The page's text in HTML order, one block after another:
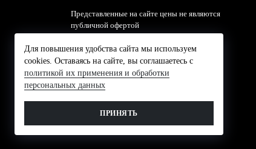
Представленные на сайте цены не являются
публичной офертой
Для повышения удобства сайта мы используем
cookies. Оставаясь на сайте, вы соглашаетесь с
политикой их применения и обработки
персональных данных
ПРИНЯТЬ